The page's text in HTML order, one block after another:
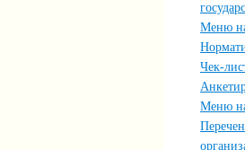
Меню
Чек-
Меню